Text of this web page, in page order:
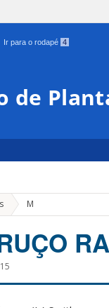
Ir para o rodapé 4
de
M